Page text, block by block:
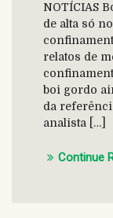
NOTÍCIAS
de alta só
relatos de
boi gordo
da
analista […]
Continue